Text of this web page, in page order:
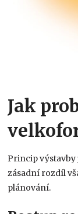
Jak
Princip výstavby
zásadní rozdíl
plánování.